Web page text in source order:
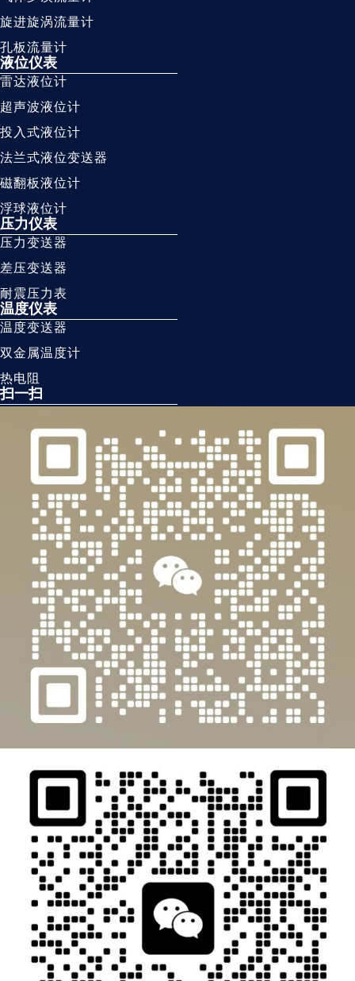
旋进旋涡流量计
孔板流量计
液位仪表
雷达液位计
超声波液位计
投入式液位计
法兰式液位变送器
磁翻板液位计
浮球液位计
压力仪表
压力变送器
差压变送器
耐震压力表
温度仪表
温度变送器
双金属温度计
热电阻
扫一扫